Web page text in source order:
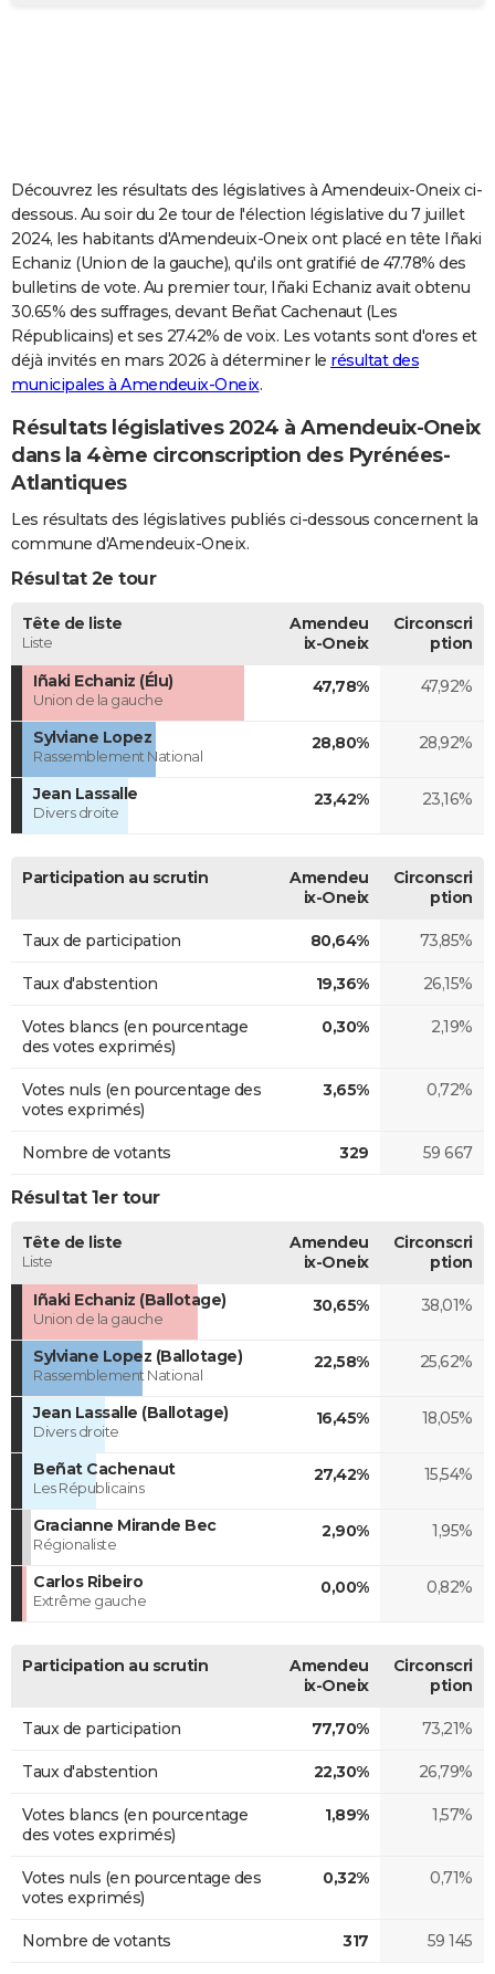
Carte de Noël
Carte Bonne année
Carte Saint-Valentin
Carte Pâques
Carte d'anniversaire
DICTIONNAIRE
Dictionnaire
Biographies
Citations
Expressions
Proverbes
PROGRAMME TV
COPAINS D'AVANT
S'inscrire
Se connecter
Lycées
Collèges
Primaires
Universités
Entreprises
Service militaire
Avis de recherche
AVIS DE DÉCÈS
FORUM
Bricolage
Lifestyle
Culture
Sport
Auto
Television
Voyage
Cinema
Découvrez les résultats des législatives à Amendeuix-Oneix ci-
dessous. Au soir du 2e tour de l'élection législative du 7 juillet
2024, les habitants d'Amendeuix-Oneix ont placé en tête Iñaki
Echaniz (Union de la gauche), qu'ils ont gratifié de 47.78% des
bulletins de vote. Au premier tour, Iñaki Echaniz avait obtenu
30.65% des suffrages, devant Beñat Cachenaut (Les
Républicains) et ses 27.42% de voix. Les votants sont d'ores et
déjà invités en mars 2026 à déterminer le résultat des
municipales à Amendeuix-Oneix.
Résultats législatives 2024 à Amendeuix-Oneix
dans la 4ème circonscription des Pyrénées-
Atlantiques
Les résultats des législatives publiés ci-dessous concernent la
commune d'Amendeuix-Oneix.
Résultat 2e tour
Tête de liste
Liste
Amendeu
ix-Oneix
Circonscri
ption
Iñaki Echaniz (Élu)
Union de la gauche
47,78% 47,92%
Sylviane Lopez
Rassemblement National
28,80% 28,92%
Jean Lassalle
Divers droite
23,42% 23,16%
Participation au scrutin
Amendeu
ix-Oneix
Circonscri
ption
Taux de participation 80,64% 73,85%
Taux d'abstention 19,36% 26,15%
Votes blancs (en pourcentage
des votes exprimés)
0,30% 2,19%
Votes nuls (en pourcentage des
votes exprimés)
3,65% 0,72%
Nombre de votants 329 59 667
Résultat 1er tour
Tête de liste
Liste
Amendeu
ix-Oneix
Circonscri
ption
Iñaki Echaniz (Ballotage)
Union de la gauche
30,65% 38,01%
Sylviane Lopez (Ballotage)
Rassemblement National
22,58% 25,62%
Jean Lassalle (Ballotage)
Divers droite
16,45% 18,05%
Beñat Cachenaut
Les Républicains
27,42% 15,54%
Gracianne Mirande Bec
Régionaliste
2,90% 1,95%
Carlos Ribeiro
Extrême gauche
0,00% 0,82%
Participation au scrutin
Amendeu
ix-Oneix
Circonscri
ption
Taux de participation 77,70% 73,21%
Taux d'abstention 22,30% 26,79%
Votes blancs (en pourcentage
des votes exprimés)
1,89% 1,57%
Votes nuls (en pourcentage des
votes exprimés)
0,32% 0,71%
Nombre de votants 317 59 145